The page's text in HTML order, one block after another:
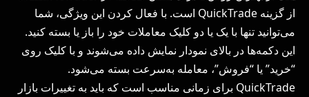
از گزینه QuickTrade است. با فعال کردن این ویژگی، شما
می‌توانید تنها با یک یا دو کلیک معاملات خود را باز یا بسته کنید.
این دکمه‌ها در بالای نمودار نمایش داده می‌شوند و با کلیک روی
“خرید” یا “فروش”، معامله به‌سرعت بسته می‌شود.
QuickTrade برای زمانی مناسب است که باید به تغییرات بازار